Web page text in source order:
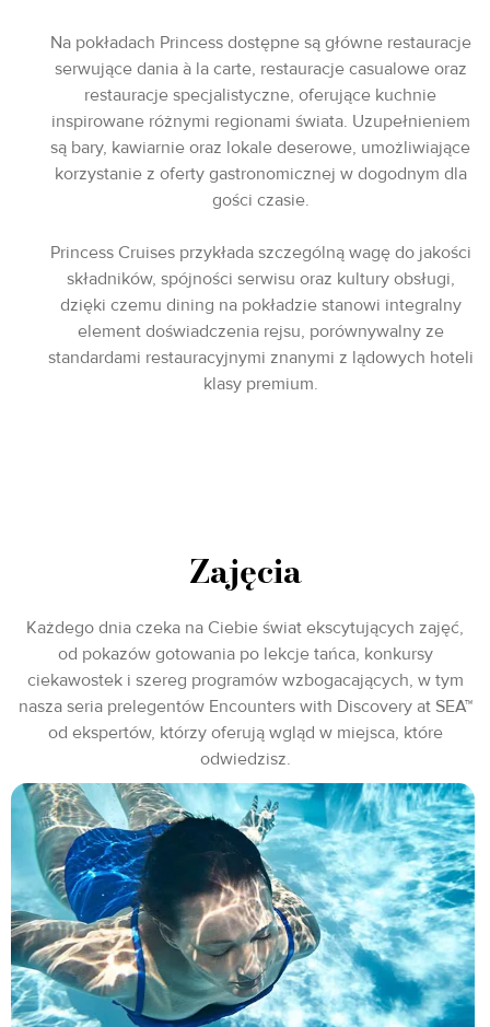
Na pokładach Princess dostępne są główne restauracje
serwujące dania à la carte, restauracje casualowe oraz
restauracje specjalistyczne, oferujące kuchnie
inspirowane różnymi regionami świata. Uzupełnieniem
są bary, kawiarnie oraz lokale deserowe, umożliwiające
korzystanie z oferty gastronomicznej w dogodnym dla
gości czasie.
Princess Cruises przykłada szczególną wagę do jakości
składników, spójności serwisu oraz kultury obsługi,
dzięki czemu dining na pokładzie stanowi integralny
element doświadczenia rejsu, porównywalny ze
standardami restauracyjnymi znanymi z lądowych hoteli
klasy premium.
Zajęcia
Każdego dnia czeka na Ciebie świat ekscytujących zajęć,
od pokazów gotowania po lekcje tańca, konkursy
ciekawostek i szereg programów wzbogacających, w tym
nasza seria prelegentów Encounters with Discovery at SEA™
od ekspertów, którzy oferują wgląd w miejsca, które
odwiedzisz.